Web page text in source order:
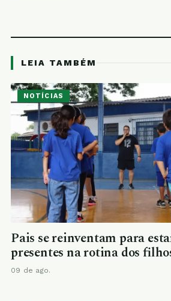
LEIA TAMBÉM
NOTÍCIAS
Pais se reinventam para
presentes na rotina dos
09 de ago.